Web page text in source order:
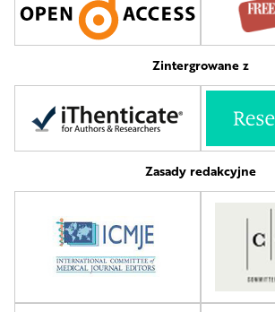
Zintergrowane z
Zasady redakcyjne